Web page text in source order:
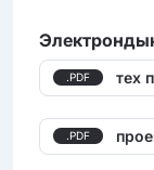
.PDF тех
.PDF